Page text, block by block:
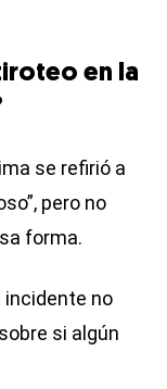
en la
se refirió a
pero no
forma.
incidente no
si algún